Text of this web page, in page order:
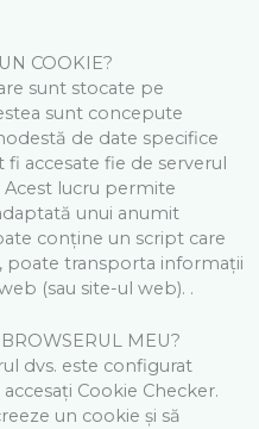
COOKIE?
sunt stocate pe
sunt concepute
de date specifice
fi accesate fie de serverul
lucru permite
unui anumit
conține un script care
poate transporta informații
(sau site-ul web). .
MEU?
dvs. este configurat
Cookie Checker.
un cookie și să